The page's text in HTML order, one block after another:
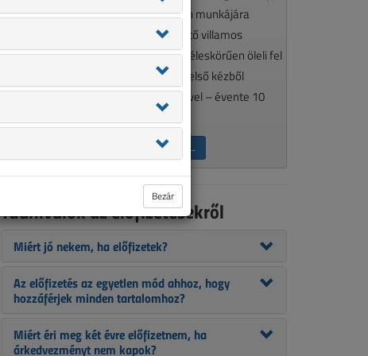
nélkülözhetetlen olvasmánya minden munkájára
igényes, a szakma aktualitásait követő villamos
szakembereknek. A VL tematikája széleskörűen öleli fel
a szakmánkat érintő kérdéseket, így első kézből
tájékozódhat szakcikkeink segítségével – évente 10
ÉRDEKEL AZ ELŐFIZETÉS →
Tudnivalók az előfizetésekről
Miért jó nekem, ha előfizetek?
Az előfizetés az egyetlen mód ahhoz, hogy
hozzáférjek minden tartalomhoz?
Miért éri meg két évre előfizetnem, ha
árkedvezményt nem kapok?
Bezár